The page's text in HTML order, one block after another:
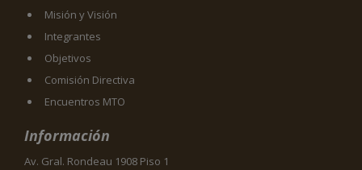
Misión y Visión
Integrantes
Objetivos
Comisión Directiva
Encuentros MTO
Información
Av. Gral. Rondeau 1908 Piso 1